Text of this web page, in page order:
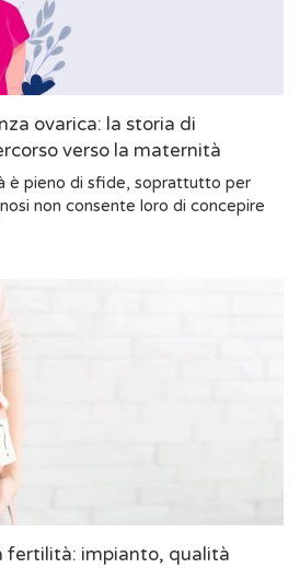
ovarica: la storia di
verso la maternità
è pieno di sfide, soprattutto per
non consente loro di concepire
fertilità: impianto, qualità